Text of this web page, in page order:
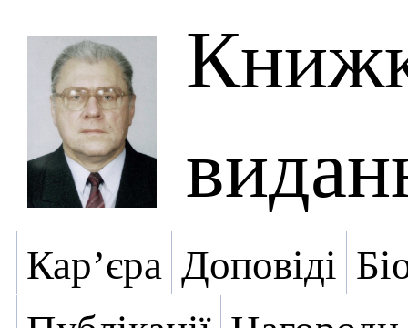
Кар’єра Доповіді